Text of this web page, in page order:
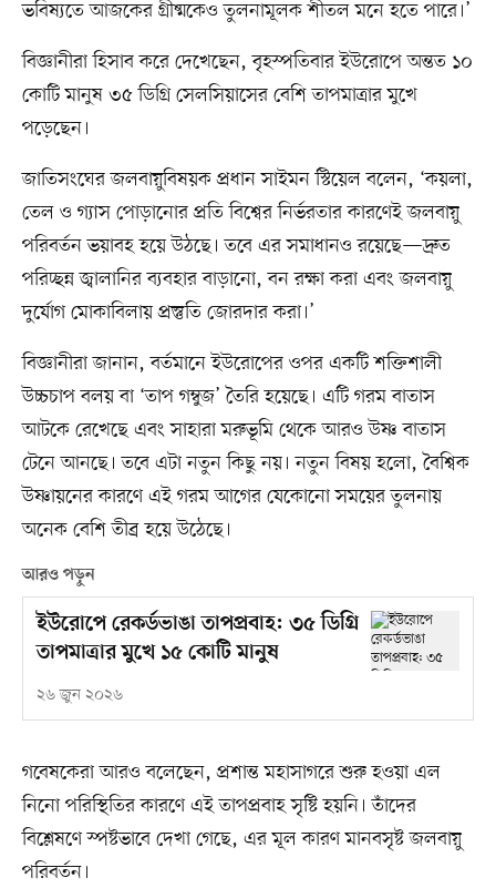
ভবিষ্যতে আজকের গ্রীষ্মকেও তুলনামূলক শীতল মনে হতে পারে।’
বিজ্ঞানীরা হিসাব করে দেখেছেন, বৃহস্পতিবার ইউরোপে অন্তত ১০
কোটি মানুষ ৩৫ ডিগ্রি সেলসিয়াসের বেশি তাপমাত্রার মুখে
পড়েছেন।
জাতিসংঘের জলবায়ুবিষয়ক প্রধান সাইমন স্টিয়েল বলেন, ‘কয়লা,
তেল ও গ্যাস পোড়ানোর প্রতি বিশ্বের নির্ভরতার কারণেই জলবায়ু
পরিবর্তন ভয়াবহ হয়ে উঠছে। তবে এর সমাধানও রয়েছে—দ্রুত
পরিচ্ছন্ন জ্বালানির ব্যবহার বাড়ানো, বন রক্ষা করা এবং জলবায়ু
দুর্যোগ মোকাবিলায় প্রস্তুতি জোরদার করা।’
বিজ্ঞানীরা জানান, বর্তমানে ইউরোপের ওপর একটি শক্তিশালী
উচ্চচাপ বলয় বা ‘তাপ গম্বুজ’ তৈরি হয়েছে। এটি গরম বাতাস
আটকে রেখেছে এবং সাহারা মরুভূমি থেকে আরও উষ্ণ বাতাস
টেনে আনছে। তবে এটা নতুন কিছু নয়। নতুন বিষয় হলো, বৈশ্বিক
উষ্ণায়নের কারণে এই গরম আগের যেকোনো সময়ের তুলনায়
অনেক বেশি তীব্র হয়ে উঠেছে।
আরও পড়ুন
ইউরোপে রেকর্ডভাঙা তাপপ্রবাহ: ৩৫ ডিগ্রি
তাপমাত্রার মুখে ১৫ কোটি মানুষ
২৬ জুন ২০২৬
গবেষকেরা আরও বলেছেন, প্রশান্ত মহাসাগরে শুরু হওয়া এল
নিনো পরিস্থিতির কারণে এই তাপপ্রবাহ সৃষ্টি হয়নি। তাঁদের
বিশ্লেষণে স্পষ্টভাবে দেখা গেছে, এর মূল কারণ মানবসৃষ্ট জলবায়ু
পরিবর্তন।